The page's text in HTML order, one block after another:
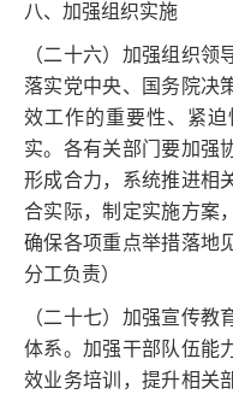
八、加强组织实施
（二十六）加强组织
落实党中央、国务院决
效工作的重要性、紧
实。各有关部门要加强
形成合力，系统推进相
合实际，制定实施方案
确保各项重点举措落地
分工负责）
（二十七）加强宣传
体系。加强干部队伍能
效业务培训，提升相关